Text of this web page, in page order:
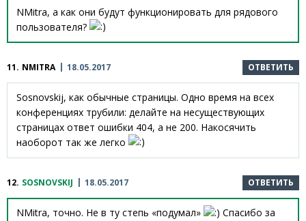
NMitra, а как они будут функционировать для рядового
пользователя?
11. NMITRA 18.05.2017 ОТВЕТИТЬ
Sosnovskij, как обычные страницы. Одно время на всех
конференциях трубили: делайте на несуществующих
страницах ответ ошибки 404, а не 200. Накосячить
наоборот так же легко
12. SOSNOVSKIJ 18.05.2017 ОТВЕТИТЬ
NMitra, точно. Не в ту степь «подумал»
Спасибо за